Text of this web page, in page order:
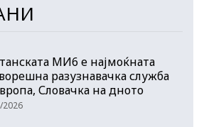
МИ6 е најмоќната
разузнавачка служба
Словачка на дното
2026